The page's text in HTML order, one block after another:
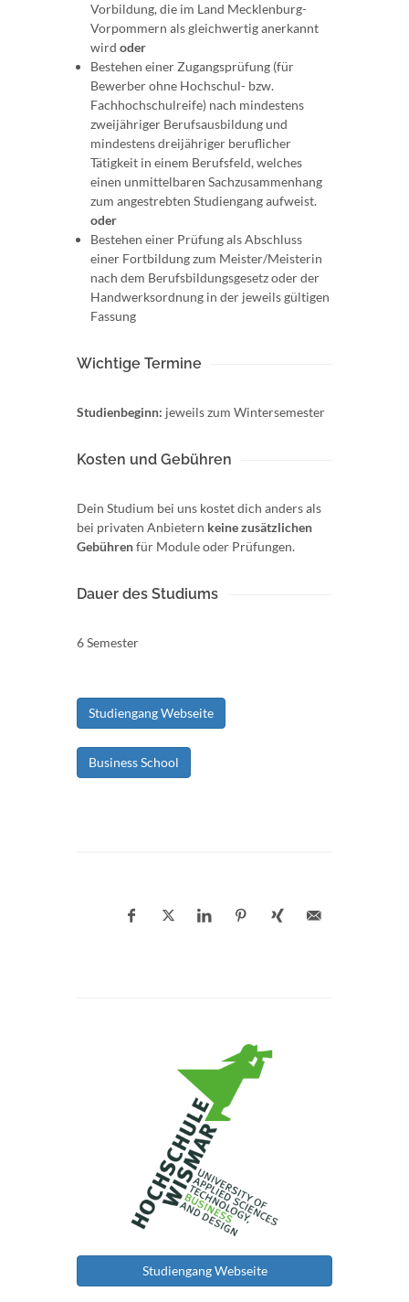
Vorbildung, die im Land Mecklenburg-
Vorpommern als gleichwertig anerkannt
wird oder
Bestehen einer Zugangsprüfung (für
Bewerber ohne Hochschul- bzw.
Fachhochschulreife) nach mindestens
zweijähriger Berufsausbildung und
mindestens dreijähriger beruflicher
Tätigkeit in einem Berufsfeld, welches
einen unmittelbaren Sachzusammenhang
zum angestrebten Studiengang aufweist.
oder
Bestehen einer Prüfung als Abschluss
einer Fortbildung zum Meister/Meisterin
nach dem Berufsbildungsgesetz oder der
Handwerksordnung in der jeweils gültigen
Fassung
Wichtige Termine
Studienbeginn: jeweils zum Wintersemester
Kosten und Gebühren
Dein Studium bei uns kostet dich anders als
bei privaten Anbietern keine zusätzlichen
Gebührenfür Module oder Prüfungen.
Dauer des Studiums
6 Semester
Studiengang Webseite
Business School
Studiengang Webseite